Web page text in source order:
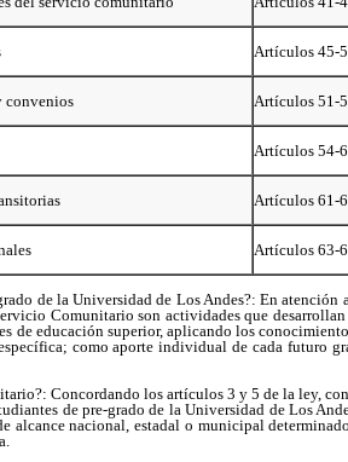
Artículos 45-
convenios Artículos 51-
Artículos 54-
Artículos 61-
Artículos 63-
de la Universidad de Los Andes?: En
Comunitario son actividades que
de educación superior, aplicando los
como aporte individual de cada futuro
Concordando los artículos 3 y 5 de la ley,
de pre-grado de la Universidad de Los
alcance nacional, estadal o municipal